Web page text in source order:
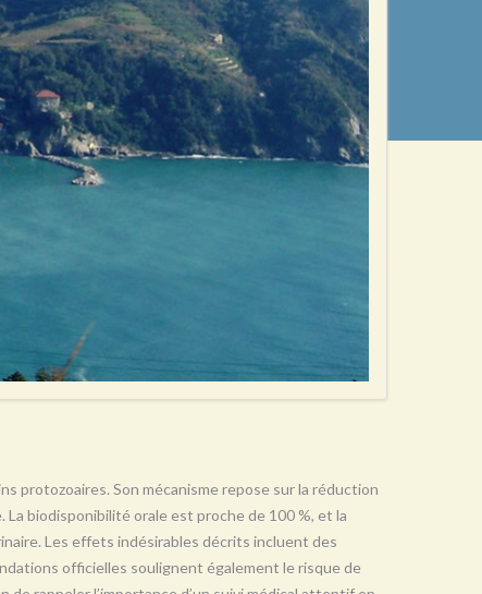
protozoaires. Son mécanisme repose sur la réduction
biodisponibilité orale est proche de 100 %, et la
Les effets indésirables décrits incluent des
officielles soulignent également le risque de